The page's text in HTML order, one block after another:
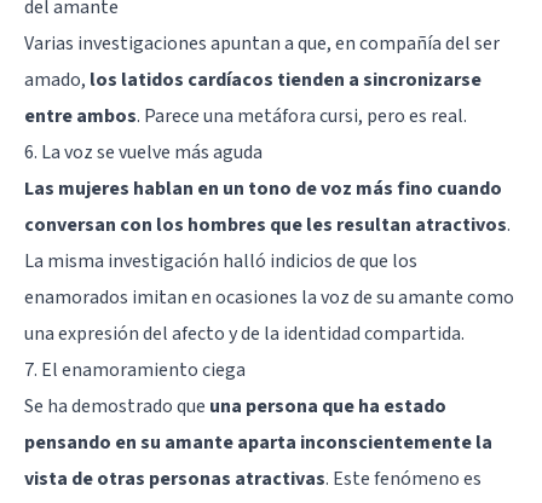
del amante
Varias investigaciones apuntan a que, en compañía del ser
amado, los latidos cardíacos tienden a sincronizarse
entre ambos. Parece una metáfora cursi, pero es real.
6. La voz se vuelve más aguda
Las mujeres hablan en un tono de voz más fino cuando
conversan con los hombres que les resultan atractivos.
La misma investigación halló indicios de que los
enamorados imitan en ocasiones la voz de su amante como
una expresión del afecto y de la identidad compartida.
7. El enamoramiento ciega
Se ha demostrado que una persona que ha estado
pensando en su amante aparta inconscientemente la
vista de otras personas atractivas. Este fenómeno es